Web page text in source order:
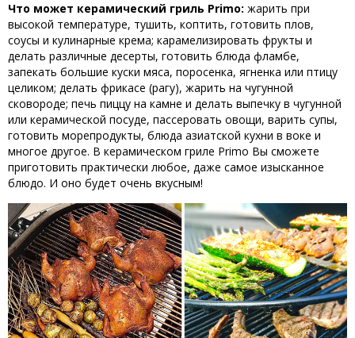
Что может керамический гриль Primo: жарить при
высокой температуре, тушить, коптить, готовить плов,
соусы и кулинарные крема; карамелизировать фрукты и
делать различные десерты, готовить блюда фламбе,
запекать большие куски мяса, поросенка, ягненка или птицу
целиком; делать фрикасе (рагу), жарить на чугунной
сковороде; печь пиццу на камне и делать выпечку в чугунной
или керамической посуде, пассеровать овощи, варить супы,
готовить морепродукты, блюда азиатской кухни в воке и
многое другое. В керамическом гриле Primo Вы сможете
приготовить практически любое, даже самое изысканное
блюдо. И оно будет очень вкусным!